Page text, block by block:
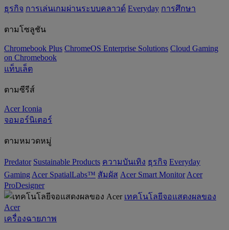
ธุรกิจ การเล่นเกมผ่านระบบคลาวด์ Everyday การศึกษา
ตามโซลูชัน
Chromebook Plus ChromeOS Enterprise Solutions Cloud Gaming
on Chromebook
แท็บเล็ต
ตามซีรีส์
Acer Iconia
จอมอร์นิเตอร์
ตามหมวดหมู่
Predator ‌Sustainable Products ความบันเทิง ธุรกิจ Everyday
Gaming Acer SpatialLabs™ สัมผัส Acer Smart Monitor Acer
ProDesigner
เทคโนโลยีจอแสดงผลของ
Acer
เครื่องฉายภาพ